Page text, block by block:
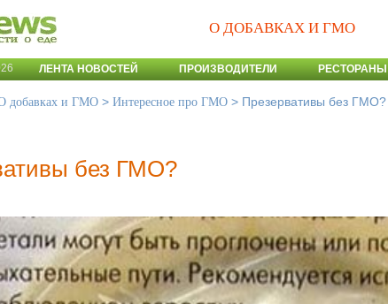
О ДОБАВКАХ И ГМО
ЛЕНТА НОВОСТЕЙ ПРОИЗВОДИТЕЛИ РЕСТОРАНЫ
добавках и ГМО > Интересное про ГМО > Презервативы без ГМО?
без ГМО?